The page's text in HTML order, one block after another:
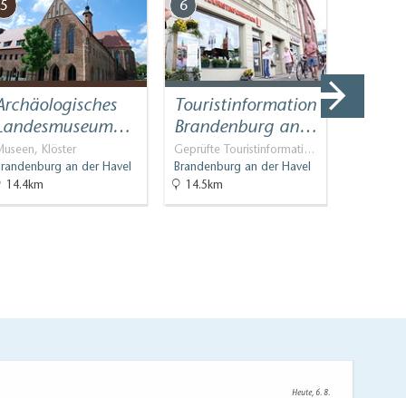
5
Klöster
an der Havel
14.4km
6
Touristinformation
Brandenburg an…
Geprüfte Touristinformati…
Brandenburg an der Havel
14.5km
Heute, 6. 8.